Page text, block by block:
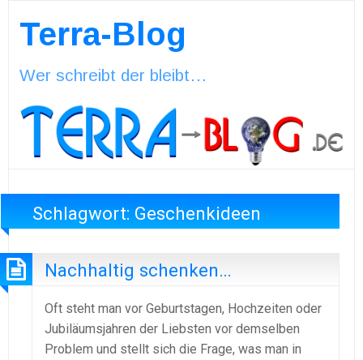
Terra-Blog
Wer schreibt der bleibt…
Schlagwort: Geschenkideen
Nachhaltig schenken…
Oft steht man vor Geburtstagen, Hochzeiten oder
Jubiläumsjahren der Liebsten vor demselben
Problem und stellt sich die Frage, was man in